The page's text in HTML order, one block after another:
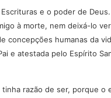
e o poder de
à morte, nem deixá-lo
concepções humanas da
e atestada pelo Espírito
razão de ser, porque